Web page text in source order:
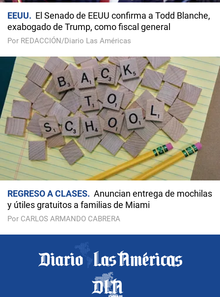
EEUU
El Senado de EEUU confirma a Todd Blanche,
exabogado de Trump, como fiscal general
Por REDACCIÓN/Diario Las Américas
REGRESO A CLASES
Anuncian entrega de mochilas
y útiles gratuitos a familias de Miami
Por CARLOS ARMANDO CABRERA